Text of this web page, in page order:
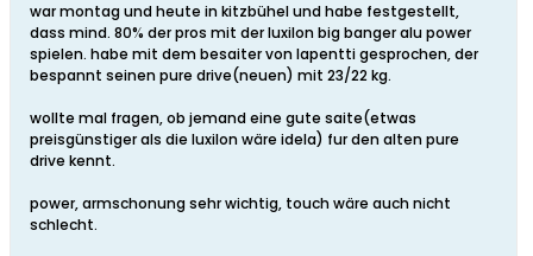
war montag und heute in kitzbühel und habe festgestellt,
dass mind. 80% der pros mit der luxilon big banger alu power
spielen. habe mit dem besaiter von lapentti gesprochen, der
bespannt seinen pure drive(neuen) mit 23/22 kg.
wollte mal fragen, ob jemand eine gute saite(etwas
preisgünstiger als die luxilon wäre idela) fur den alten pure
drive kennt.
power, armschonung sehr wichtig, touch wäre auch nicht
schlecht.